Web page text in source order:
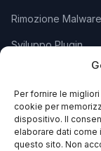
Per fornire le
cookie per
dispositivo. Il
elaborare dati come
questo sito. Non
Rimozione Malware
Sviluppo Plugin
SUPPORTO
Apri Ticket